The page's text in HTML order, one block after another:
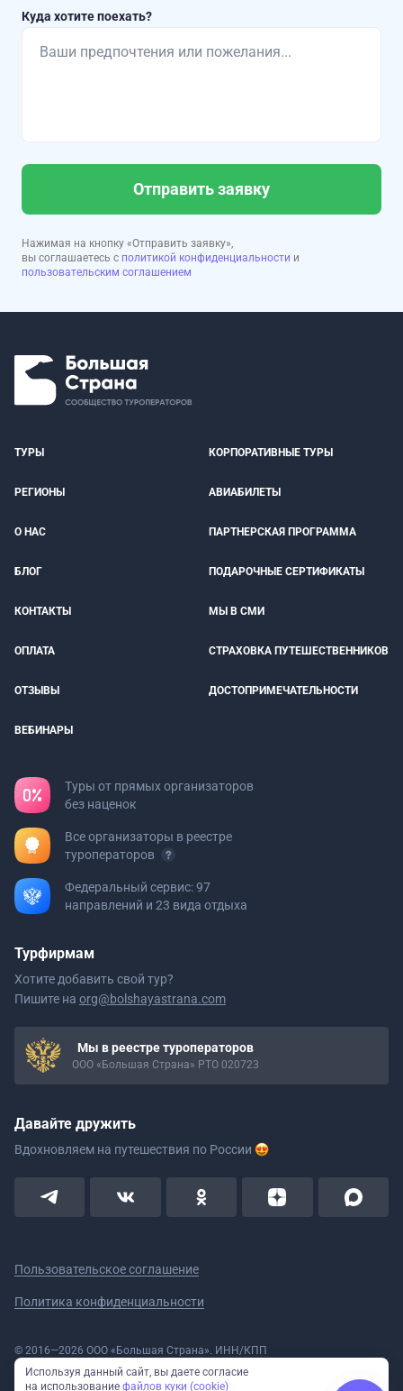
Куда хотите поехать?
Отправить заявку
Нажимая на кнопку «Отправить заявку»,
вы соглашаетесь с политикой конфиденциальности и
пользовательским соглашением
ТУРЫ КОРПОРАТИВНЫЕ ТУРЫ
РЕГИОНЫ АВИАБИЛЕТЫ
О НАС ПАРТНЕРСКАЯ ПРОГРАММА
БЛОГ ПОДАРОЧНЫЕ СЕРТИФИКАТЫ
КОНТАКТЫ МЫ В СМИ
ОПЛАТА СТРАХОВКА ПУТЕШЕСТВЕННИКОВ
ОТЗЫВЫ ДОСТОПРИМЕЧАТЕЛЬНОСТИ
ВЕБИНАРЫ
Туры от прямых организаторов
без наценок
Все организаторы в реестре
туроператоров
Федеральный сервис: 97
направлений и 23 вида отдыха
Турфирмам
Хотите добавить свой тур?
Пишите на org@bolshayastrana.com
Мы в реестре туроператоров
ООО «Большая Страна» РТО 020723
Давайте дружить
Вдохновляем на путешествия по России
Пользовательское соглашение
Политика конфиденциальности
© 2016—2026 ООО «Большая Страна». ИНН/КПП
5908078160/590801001 ОГРН 1185958020533
Номер в реестре Роскомнадзора № 59-18-006319 (Приказ № 321 от
Используя данный сайт, вы даете согласие
на использование файлов куки (cookie)